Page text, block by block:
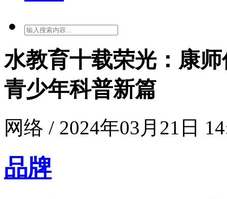
水教育十载荣光：康
青少年科普新篇
网络 / 2024年03月21日
品牌